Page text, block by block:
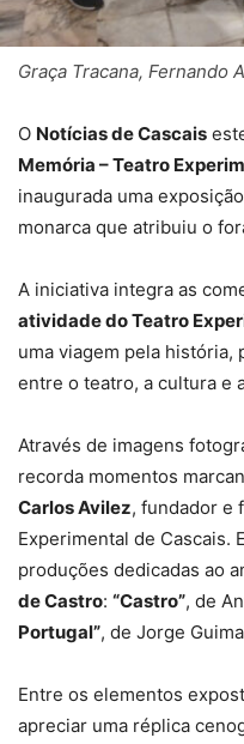
Graça Tracana, Fernando
O Notícias de Cascais
Memória – Teatro
inaugurada uma
monarca que atribuiu o
A iniciativa integra as
atividade do Teatro
uma viagem pela história,
entre o teatro, a cultura e
Através de imagens
recorda momentos
Carlos Avilez, fundador e
Experimental de Cascais.
produções dedicadas ao
de Castro: “Castro”, de
Portugal”, de Jorge
Entre os elementos
apreciar uma réplica